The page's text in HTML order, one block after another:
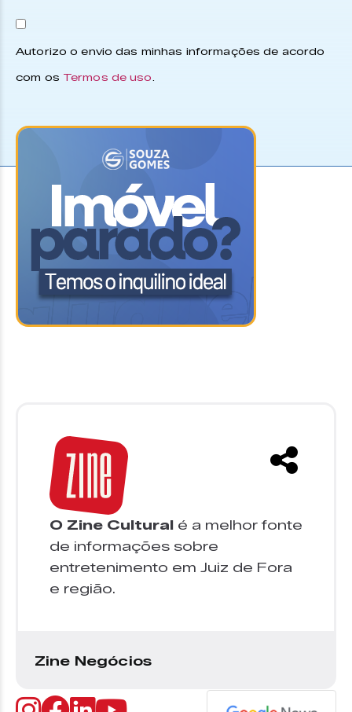
Autorizo o envio das minhas informações de acordo
com os Termos de uso.
O Zine Cultural é a melhor fonte
de informações sobre
entretenimento em Juiz de Fora
e região.
Zine Negócios